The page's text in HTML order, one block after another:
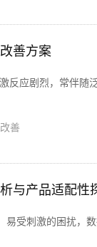
善方案
反应剧烈，常伴随
善
与产品适配性
受刺激的困扰，